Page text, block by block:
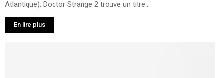
Atlantique). Doctor Strange 2 trouve un titre...
En lire plus